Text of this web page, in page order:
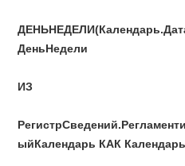
ДеньНедели
ИЗ
ыйКалендарь КАК Календарь